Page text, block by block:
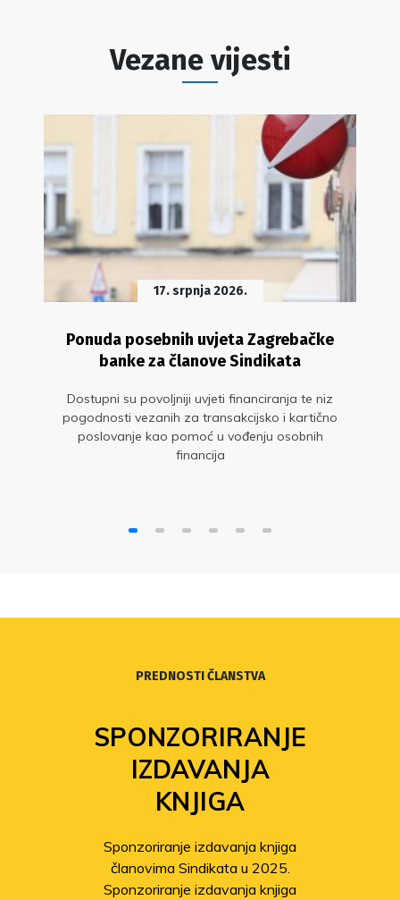
Vezane vijesti
17. srpnja 2026.
Ponuda posebnih uvjeta Zagrebačke
banke za članove Sindikata
Dostupni su povoljniji uvjeti financiranja te niz
pogodnosti vezanih za transakcijsko i kartično
poslovanje kao pomoć u vođenju osobnih
financija
PREDNOSTI ČLANSTVA
SPONZORIRANJE
IZDAVANJA
KNJIGA
Sponzoriranje izdavanja knjiga
članovima Sindikata u 2025.
Sponzoriranje izdavanja knjiga